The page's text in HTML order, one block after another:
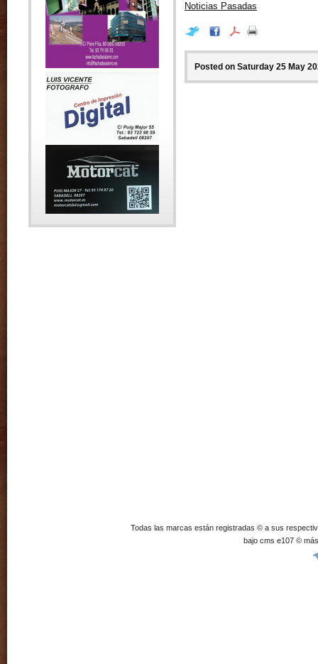
Noticias Pasadas
Posted on Saturday 25 May
Todas las marcas están registradas © a sus
bajo cms e107 ©